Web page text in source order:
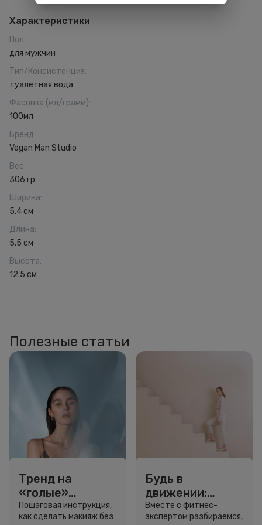
Характеристики
Пол:
для мужчин
Тип/Консистенция:
туалетная вода
Фасовка (мл/грамм):
100мл
Бренд:
Vegan Man Studio
Вес:
306 гр
Ширина:
5.4 см
Длина:
5.5 см
Высота:
12.5 см
Полезные статьи
Тренд на
«голые»
ресницы: как
выглядеть
Пошаговая инструкция,
как сделать макияж без
Будь в
движении:
сколько нужно
шагов для
Вместе с фитнес-
экспертом разбираемся,